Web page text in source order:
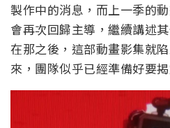
製作中的消息，而上一季的
會再次回歸主導，繼續講述
在那之後，這部動畫影集就
來，團隊似乎已經準備好要